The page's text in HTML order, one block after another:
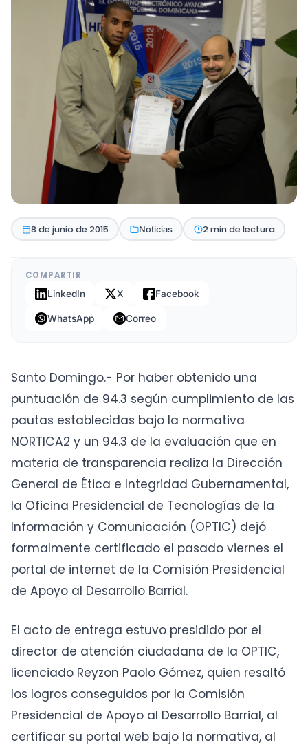
8 de junio de 2015 Noticias 2 min de lectura
Santo Domingo.- Por haber obtenido una
puntuación de 94.3 según cumplimiento de las
pautas establecidas bajo la normativa
NORTICA2 y un 94.3 de la evaluación que en
materia de transparencia realiza la Dirección
General de Ética e Integridad Gubernamental,
la Oficina Presidencial de Tecnologías de la
Información y Comunicación (OPTIC) dejó
formalmente certificado el pasado viernes el
portal de internet de la Comisión Presidencial
de Apoyo al Desarrollo Barrial.
El acto de entrega estuvo presidido por el
director de atención ciudadana de la OPTIC,
licenciado Reyzon Paolo Gómez, quien resaltó
los logros conseguidos por la Comisión
Presidencial de Apoyo al Desarrollo Barrial, al
certificar su portal web bajo la normativa, al
COMPARTIR
LinkedIn
X Facebook
WhatsApp Correo